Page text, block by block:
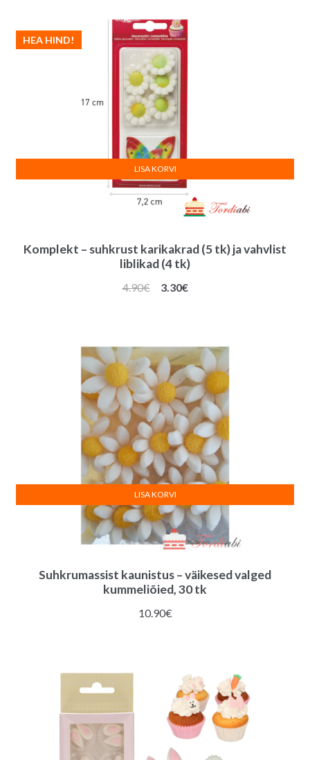
Komplekt – suhkrust karikakrad (5 tk) ja vahvlist
liblikad (4 tk)
HEA HIND!
4.90€
Algne
3.30€Praegune
LISA KORVI
Suhkrumassist kaunistus – väikesed valged
kummeliõied, 30 tk
10.90€
LISA KORVI